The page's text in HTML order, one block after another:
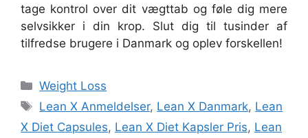
tage kontrol over dit vægttab og føle dig mere
selvsikker i din krop. Slut dig til tusinder af
tilfredse brugere i Danmark og oplev forskellen!
Categories
Weight Loss
Tags
Lean X Anmeldelser, Lean X Danmark, Lean
X Diet Capsules, Lean X Diet Kapsler Pris, Lean